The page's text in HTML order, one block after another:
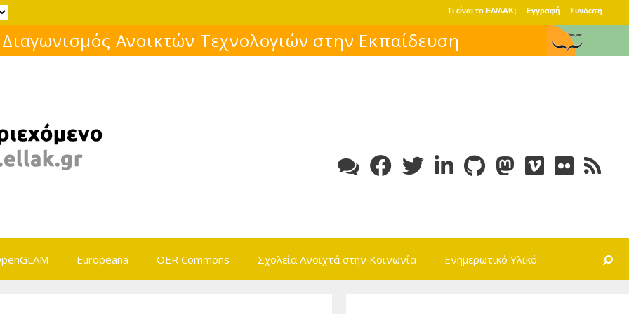
Τι είναι το ΕΛ/ΛΑΚ; Εγγραφή Συνδεση
Μάθε για το ελεύθερο λογισμικό!
Europeana OER Commons Σχολεία Ανοιχτά στην Κοινωνία Ενημερωτικό Υλικό Search